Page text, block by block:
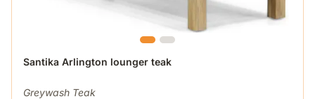
Santika Arlington lounger teak
Greywash Teak